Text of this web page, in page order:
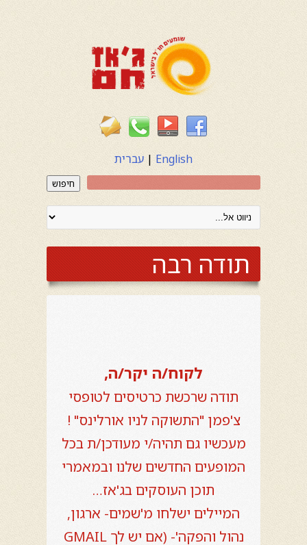
English
| עברית
חיפוש
תודה רבה
לקוח/ה יקר/ה,
תודה שרכשת כרטיסים לטופסי
צ'פמן "התשוקה לניו אורלינס" !
מעכשיו גם תהיה/י מעודכן/ת בכל
המופעים החדשים שלנו ובמאמרי
תוכן העוסקים בג'אז…
המיילים ישלחו מ'שמים- ארגון,
נהול והפקה'- (אם יש לך GMAIL